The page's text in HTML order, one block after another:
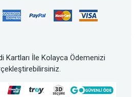
Kartları İle Kolayca Ödemenizi